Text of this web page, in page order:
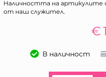
Наличността на артикулите
от наш служител.
€
В наличност